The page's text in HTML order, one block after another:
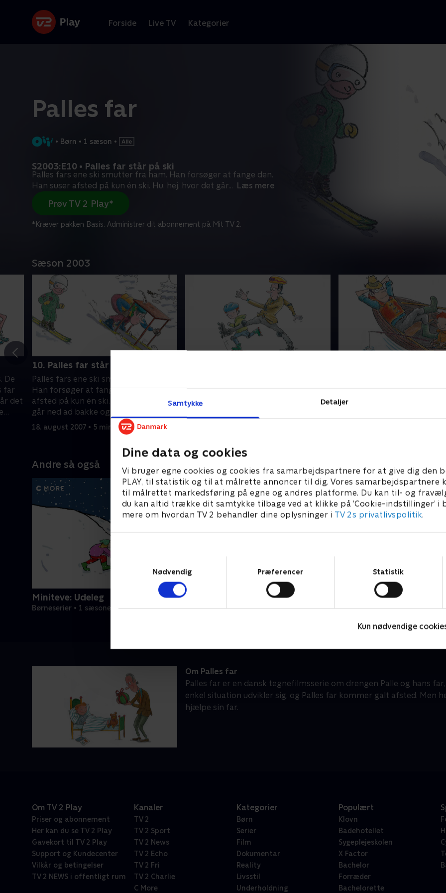
Samtykke Detaljer
Dine data og cookies
Vi bruger egne cookies og cookies fra samarbejdspartnere for at give dig den
PLAY, til statistik og til at målrette annoncer til dig. Vores samarbejdspartnere
til målrettet markedsføring på egne og andres platforme. Du kan til- og
du kan altid trække dit samtykke tilbage ved at klikke på ’Cookie-indstillinger’ i
mere om hvordan TV 2 behandler dine oplysninger i TV 2s privatlivspolitik.
Nødvendig
Præferencer Statistik
Kun nødvendige
Forside Live TV Kategorier
Palles far
• Børn • 1 sæson •
S2003:E10 • Palles far står på ski
Palles fars ene ski smutter fra ham. Han forsøger at fange den.
Han suser afsted på kun én ski. Hu, hej, hvor det går... Læs mere
Prøv TV 2 Play*
*Kræver pakken Basis. Administrer dit abonnement på Mit TV 2.
Sæson 2003
De
far
det
10. Palles far står på ski
Palles fars ene ski smutter fra ham.
Han forsøger at fange den. Han suser
afsted på kun én ski. Hu, hej, hvor det
går ned ad bakke og lige ind på
hotellet.
18. august 2007 • 5 min
Palle og hans far kører hen i
supermarkedet, men Palles far ruller
indtil far skubber til en
Andre så også
Miniteve: Udeleg
Børneserier • 1 sæsoner
Miniteve: På bondegården
Om Palles far
Palles far er en dansk tegnefilmsserie om drengen Palle og hans
enkel situation udvikler sig, og Palles far kommer galt afsted. Men
hjælpe sin far.
Om TV 2 Play
Priser og abonnement
Her kan du se TV 2 Play
Gavekort til TV 2 Play
Support og Kundecenter
Vilkår og betingelser
TV 2 NEWS i offentligt rum
Kanaler
TV 2
TV 2 Sport
TV 2 News
TV 2 Echo
TV 2 Fri
TV 2 Charlie
C More
Kategorier
Børn
Serier
Film
Dokumentar
Reality
Livsstil
Underholdning
Populært
Klovn
Badehotellet
Sygeplejeskolen
X Factor
Bachelor
Forræder
Bachelorette